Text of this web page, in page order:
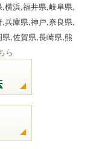
横浜,福井県,岐阜県,
兵庫県,神戸,奈良県,
,佐賀県,長崎県,熊
ら